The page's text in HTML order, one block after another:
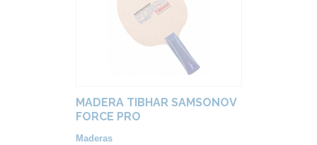
MADERA TIBHAR SAMSONOV
FORCE PRO
Maderas